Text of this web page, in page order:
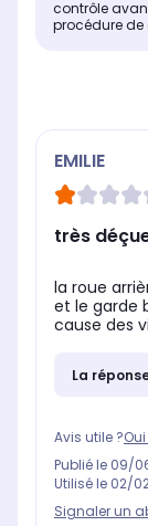
contrôle
procédure de
EMILIE
très
la roue
et le garde
cause des
La
Avis utile ?Oui
Publié le 09/
Utilisé le 02/
Signaler un